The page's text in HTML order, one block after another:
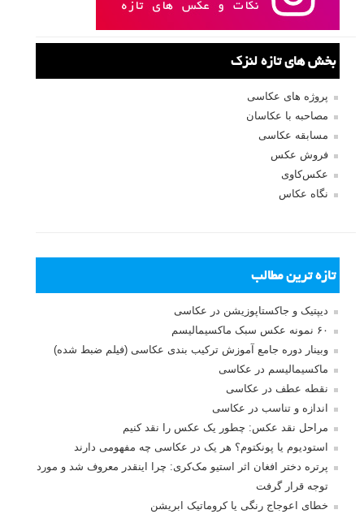
بخش های تازه لنزک
پروژه های عکاسی
مصاحبه با عکاسان
مسابقه عکاسی
فروش عکس
عکس‌کاوی
نگاه عکاس
تازه ترین مطالب
دیپتیک و جاکستا‌پوزیشن در عکاسی
۶۰ نمونه عکس سبک ماکسیمالیسم
وبینار دوره جامع آموزش ترکیب بندی عکاسی (فیلم ضبط شده)
ماکسیمالیسم در عکاسی
نقطه عطف در عکاسی
اندازه و تناسب در عکاسی
مراحل نقد عکس: چطور یک عکس را نقد کنیم
استودیوم یا پونکتوم؟ هر یک در عکاسی چه مفهومی دارند
پرتره دختر افغان اثر استیو مک‌کری: چرا اینقدر معروف شد و مورد
توجه قرار گرفت
خطای اعوجاج رنگی یا کروماتیک ابریشن